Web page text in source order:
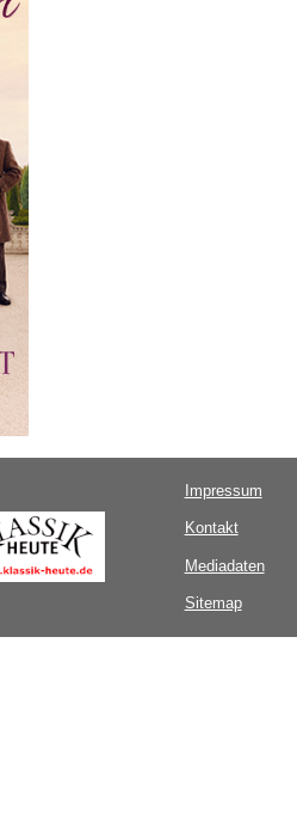
Impressum
Kontakt
Mediadaten
Sitemap